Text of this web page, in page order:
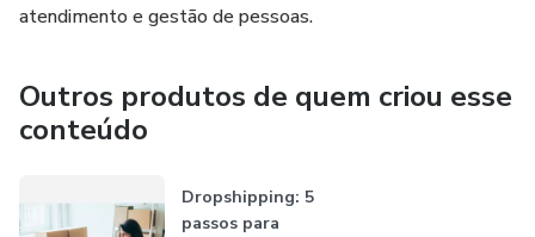
atendimento e gestão de pessoas.
Outros produtos de quem criou esse
conteúdo
Dropshipping: 5
passos para